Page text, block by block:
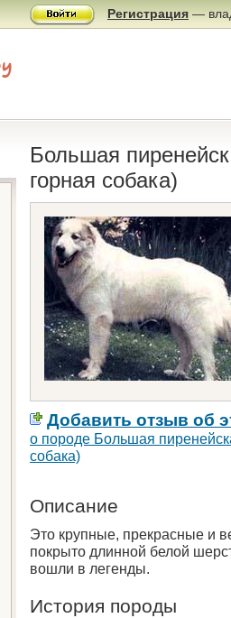
Регистрация —
Большая
горная собака)
Добавить отзыв об
о породе Большая
собака)
Описание
Это крупные, прекрасные и
покрыто длинной белой
вошли в легенды.
История породы